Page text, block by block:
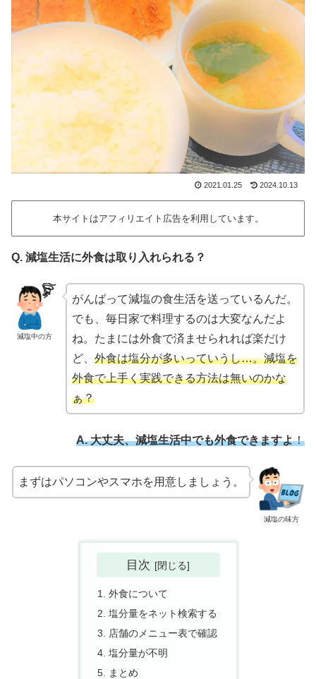
2021.01.25 2024.10.13
本サイトはアフィリエイト広告を利用しています。
Q. 減塩生活に外食は取り入れられる？
減塩中の方
がんばって減塩の食生活を送っているんだ。
でも、毎日家で料理するのは大変なんだよ
ね。たまには外食で済ませられれば楽だけ
ど、 外食は塩分が多いっていうし…。減塩を
外食で上手く実践できる方法は無いのかな
ぁ？
A. 大丈夫、減塩生活中でも外食できますよ！
減塩の味方
まずはパソコンやスマホを用意しましょう。
目次
外食について
塩分量をネット検索する
店舗のメニュー表で確認
塩分量が不明
まとめ